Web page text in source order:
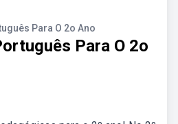
Para O 2o Ano
Para O 2o